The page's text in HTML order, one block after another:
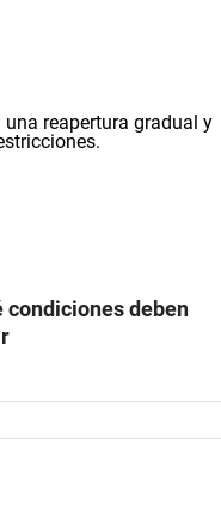
condiciones deben